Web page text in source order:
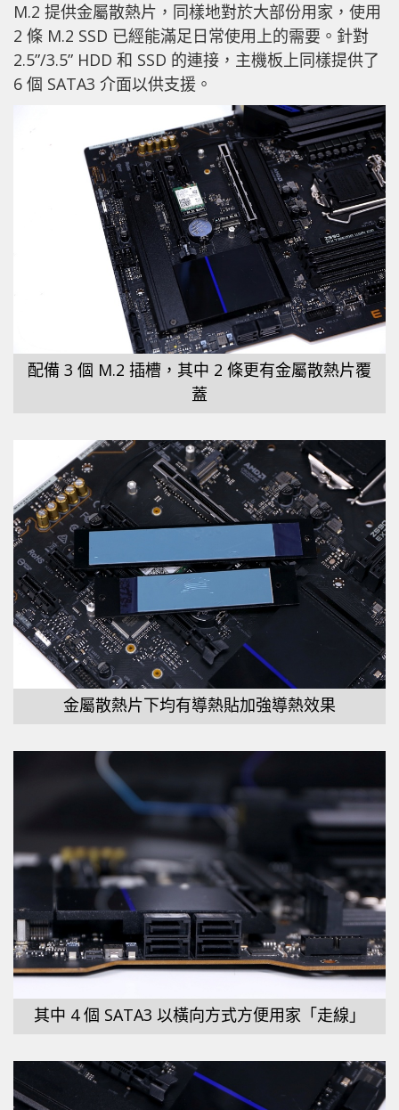
M.2 提供金屬散熱片，同樣地對於大部份用家，使用
2 條 M.2 SSD 已經能滿足日常使用上的需要。針對
2.5”/3.5” HDD 和 SSD 的連接，主機板上同樣提供了
6 個 SATA3 介面以供支援。
配備 3 個 M.2 插槽，其中 2 條更有金屬散熱片覆
蓋
金屬散熱片下均有導熱貼加強導熱效果
其中 4 個 SATA3 以橫向方式方便用家「走線」